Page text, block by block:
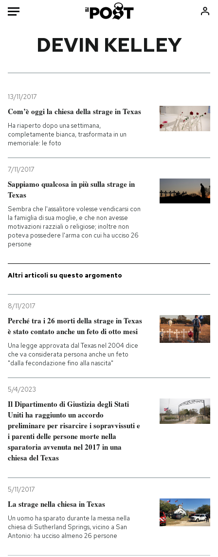
Mondo
Politica
Tecnologia
Internet
Cultura
Economia
Consumismi
Ok Boomer!
Altrecose
Mondiali calcio 2026
PODCAST
NEWSLETTER
I MIEI PREFERITI
SHOP
CALENDARIO
Entra
DEVIN KELLEY
13/11/2017
Com’è oggi la chiesa della strage in Texas
Ha riaperto dopo una settimana,
completamente bianca, trasformata in un
memoriale: le foto
7/11/2017
Sappiamo qualcosa in più sulla strage in
Texas
Sembra che l'assalitore volesse vendicarsi con
la famiglia di sua moglie, e che non avesse
motivazioni razziali o religiose; inoltre non
poteva possedere l'arma con cui ha ucciso 26
persone
Altri articoli su questo argomento
8/11/2017
Perché tra i 26 morti della strage in Texas
è stato contato anche un feto di otto mesi
Una legge approvata dal Texas nel 2004 dice
che va considerata persona anche un feto
"dalla fecondazione fino alla nascita"
5/4/2023
Il Dipartimento di Giustizia degli Stati
Uniti ha raggiunto un accordo
preliminare per risarcire i sopravvissuti e
i parenti delle persone morte nella
sparatoria avvenuta nel 2017 in una
chiesa del Texas
5/11/2017
La strage nella chiesa in Texas
Un uomo ha sparato durante la messa nella
chiesa di Sutherland Springs, vicino a San
Antonio: ha ucciso almeno 26 persone